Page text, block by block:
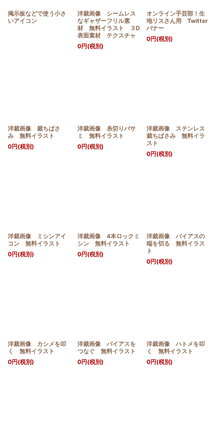
掲示板などで使う小さ
いアイコン
洋裁画像 シームレス
なギャザーフリル素
材 無料イラスト ３D
表面素材 テクスチャ
0円(税別)
オンライン手芸部！生
地リスさん用 Twitter
バナー
0円(税別)
洋裁画像 裁ちばさ
み 無料イラスト
0円(税別)
洋裁画像 糸切りバサ
ミ 無料イラスト
0円(税別)
洋裁画像 ステンレス
裁ちばさみ 無料イラ
スト
0円(税別)
洋裁画像 ミシンアイ
コン 無料イラスト
0円(税別)
洋裁画像 4本ロックミ
シン 無料イラスト
0円(税別)
洋裁画像 バイアスの
端を切る 無料イラス
ト
0円(税別)
洋裁画像 カシメを叩
く 無料イラスト
0円(税別)
洋裁画像 バイアスを
つなぐ 無料イラスト
0円(税別)
洋裁画像 ハトメを叩
く 無料イラスト
0円(税別)